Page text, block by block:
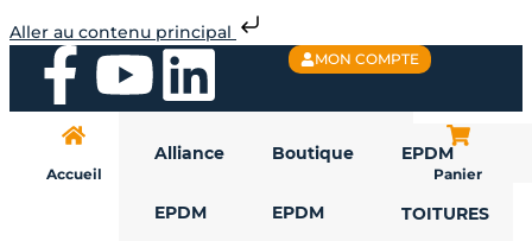
Aller au contenu principal
au
contenuF
a
c
Y
o
u
L
i
n
MON COMPTE
Accueil
Alliance
EPDM
Boutique
EPDM
EPDM
TOITURES
Panier